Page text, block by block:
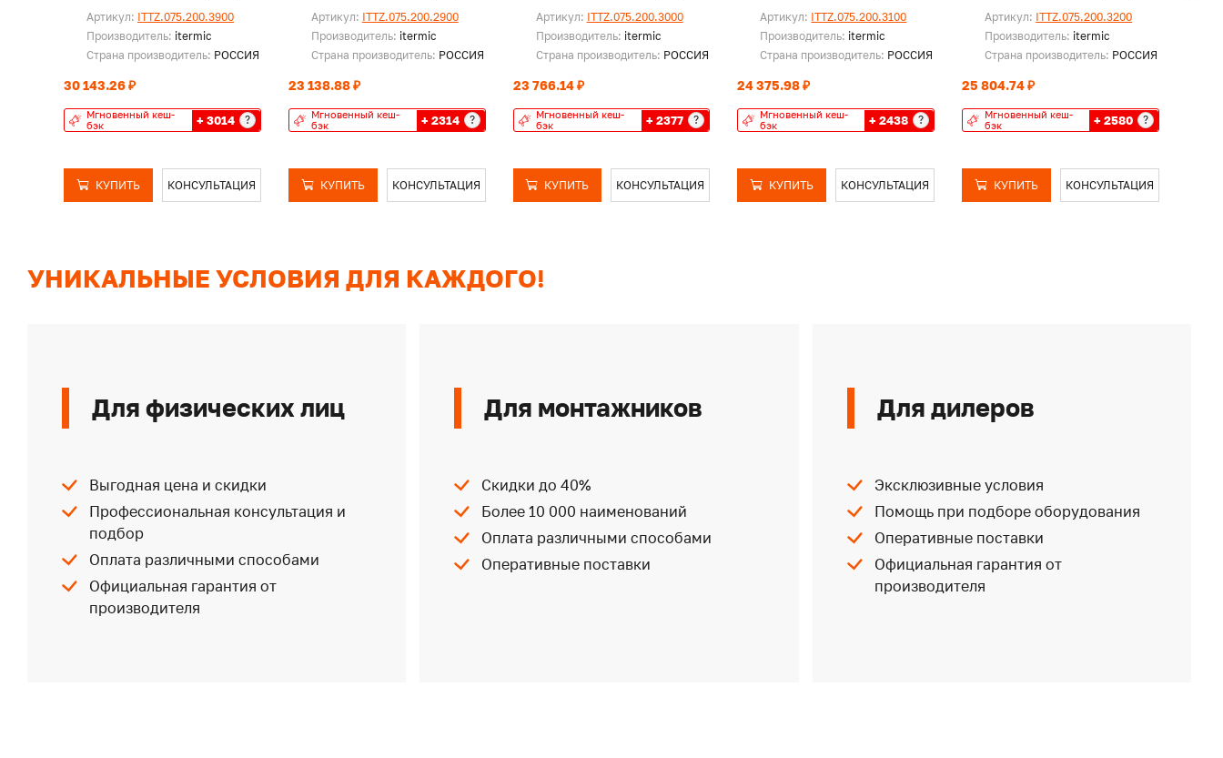
Артикул: ITTZ.075.200.3900
Производитель: itermic
Страна производитель: РОССИЯ
30 143.26 ₽
Мгновенный кеш-
бэк
+ 3014 ?
КУПИТЬ КОНСУЛЬТАЦИЯ
Артикул: ITTZ.075.200.2900
Производитель: itermic
Страна производитель: РОССИЯ
23 138.88 ₽
Мгновенный кеш-
бэк
+ 2314 ?
КУПИТЬ КОНСУЛЬТАЦИЯ
Артикул: ITTZ.075.200.3000
Производитель: itermic
Страна производитель: РОССИЯ
23 766.14 ₽
Мгновенный кеш-
бэк
+ 2377 ?
КУПИТЬ КОНСУЛЬТАЦИЯ
Артикул: ITTZ.075.200.3100
Производитель: itermic
Страна производитель: РОССИЯ
24 375.98 ₽
Мгновенный кеш-
бэк
+ 2438 ?
КУПИТЬ КОНСУЛЬТАЦИЯ
Артикул: ITTZ.075.200.3200
Производитель: itermic
Страна производитель: РОССИЯ
25 804.74 ₽
Мгновенный кеш-
бэк
+ 2580 ?
КУПИТЬ КОНСУЛЬТАЦИЯ
УНИКАЛЬНЫЕ УСЛОВИЯ ДЛЯ КАЖДОГО!
Для физических лиц
Выгодная цена и скидки
Профессиональная консультация и
подбор
Оплата различными способами
Официальная гарантия от
производителя
Для монтажников
Скидки до 40%
Более 10 000 наименований
Оплата различными способами
Оперативные поставки
Для дилеров
Эксклюзивные условия
Помощь при подборе оборудования
Оперативные поставки
Официальная гарантия от
производителя